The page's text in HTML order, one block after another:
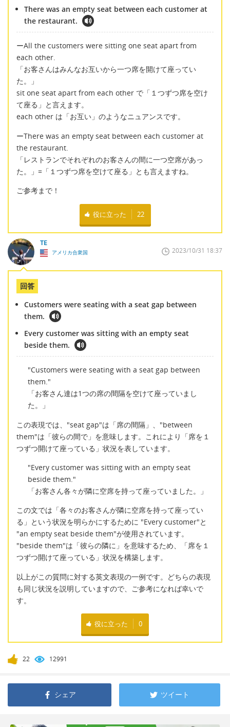
There was an empty seat between each customer at
the restaurant.
ーAll the customers were sitting one seat apart from
each other.
「お客さんはみんなお互いから一つ席を開けて座ってい
た。」
sit one seat apart from each other で「１つずつ席を空け
て座る」と言えます。
each other は「お互い」のようなニュアンスです。
ーThere was an empty seat between each customer at
the restaurant.
「レストランでそれぞれのお客さんの間に一つ空席があっ
た。」=「１つずつ席を空けて座る」とも言えますね。
ご参考まで！
役に立った 22
TE
アメリカ合衆国 2023/10/31 18:37
回答
Customers were seating with a seat gap between
them.
Every customer was sitting with an empty seat
beside them.
"Customers were seating with a seat gap between
them."
「お客さん達は1つの席の間隔を空けて座っていまし
た。」
この表現では、"seat gap"は「席の間隔」、"between
them"は「彼らの間で」を意味します。これにより「席を１
つずつ開けて座っている」状況を表しています。
"Every customer was sitting with an empty seat
beside them."
「お客さん各々が隣に空席を持って座っていました。」
この文では「各々のお客さんが隣に空席を持って座ってい
る」という状況を明らかにするために "Every customer"と
"an empty seat beside them"が使用されています。
"beside them"は「彼らの隣に」を意味するため、「席を１
つずつ開けて座っている」状況を構築します。
以上がこの質問に対する英文表現の一例です。どちらの表現
も同じ状況を説明していますので、ご参考になれば幸いで
す。
役に立った 0
22 12991
シェア ツイート